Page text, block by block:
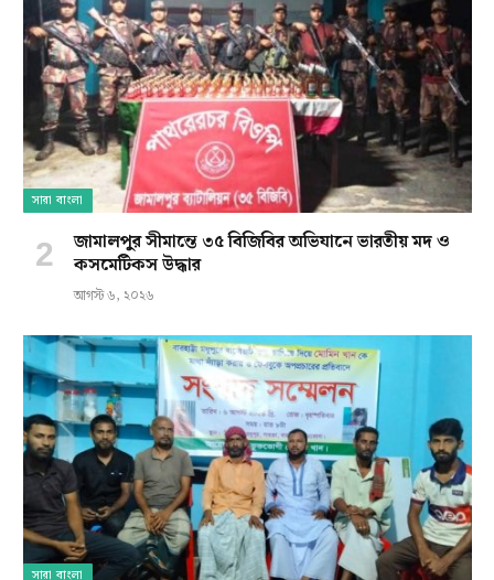
সারা বাংলা
জামালপুর সীমান্তে ৩৫ বিজিবির অভিযানে ভারতীয় মদ ও
কসমেটিকস উদ্ধার
আগস্ট ৬, ২০২৬
সারা বাংলা